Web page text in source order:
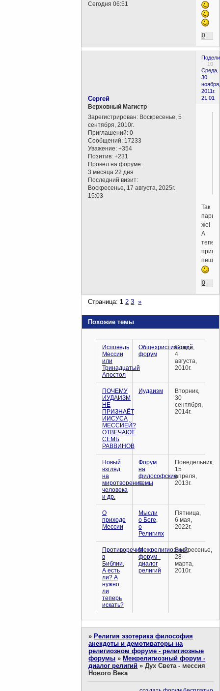
Сегодня 06:51
0
10
Среда,
30
ноября,
2011г.
21:01
Сергей
Верховный Магистр
Зарегистрирован: Воскресенье, 5
сентября, 2010г.
Приглашений: 0
Сообщений: 17233
Уважение: +354
Позитив: +231
Провел на форуме:
3 месяца 22 дня
Последний визит:
Воскресенье, 17 августа, 2025г.
15:03
Так
парил
же!
А
0
Страница:1 2 3 »
Похожие темы
Исповедь
Мессии
или
Тринадцатый
Апостол
Общехристианский
форум
Среда,
4
августа,
2010г.
ПОЧЕМУ
ИУДАИЗМ
НЕ
ПРИЗНАЁТ
ИИСУСА
МЕССИЕЙ?
ОТВЕЧАЮТ
СЕМЬ
РАВВИНОВ
Иудаизм
Вторник,
30
сентября,
2014г.
Новый
взгляд
на
миротворение,
человека
и др.
Форум
на
философские
темы
Понедельник,
15
апреля,
2013г.
О
приходе
Мессии
Мысли
о Боге,
о
Религиях
Пятница,
6 мая,
2022г.
Противоречия
в
Библии.
А есть
ли? А
нужно
ли
теперь
искать?
Межрелигиозный
форум -
диалог
религий
Воскресенье,
28
марта,
2010г.
» Религия эзотерика философия
анекдоты и демотиваторы на
религиозном форуме - религиозные
форумы » Межрелигиозный форум -
диалог религий »Дух Света - мессия
Нового Века